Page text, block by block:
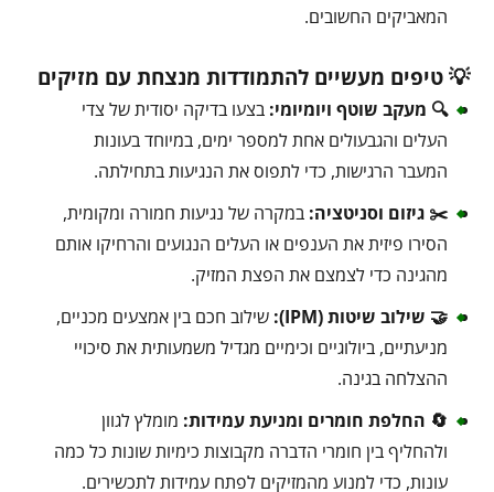
המאביקים החשובים.
💡 טיפים מעשיים להתמודדות מנצחת עם מזיקים
🔍 מעקב שוטף ויומיומי: בצעו בדיקה יסודית של צדי
העלים והגבעולים אחת למספר ימים, במיוחד בעונות
המעבר הרגישות, כדי לתפוס את הנגיעות בתחילתה.
✂️ גיזום וסניטציה: במקרה של נגיעות חמורה ומקומית,
הסירו פיזית את הענפים או העלים הנגועים והרחיקו אותם
מהגינה כדי לצמצם את הפצת המזיק.
🤝 שילוב שיטות (IPM):
שילוב חכם בין אמצעים מכניים,
מניעתיים, ביולוגיים וכימיים מגדיל משמעותית את סיכויי
ההצלחה בגינה.
🔄 החלפת חומרים ומניעת עמידות: מומלץ לגוון
ולהחליף בין חומרי הדברה מקבוצות כימיות שונות כל כמה
עונות, כדי למנוע מהמזיקים לפתח עמידות לתכשירים.